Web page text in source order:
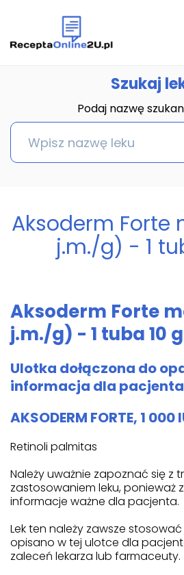
Szukaj
Podaj nazwę
Aksoderm Forte
j.m./g) - 1
Aksoderm Forte
j.m./g) - 1 tuba 10 g
Ulotka dołączona do
informacja dla pacjenta
AKSODERM FORTE, 1
Retinoli palmitas
Należy uważnie zapoznać się z
zastosowaniem leku, ponieważ
informacje ważne dla pacjenta.
Lek ten należy zawsze
opisano w tej ulotce dla
zaleceń lekarza lub farmaceuty.